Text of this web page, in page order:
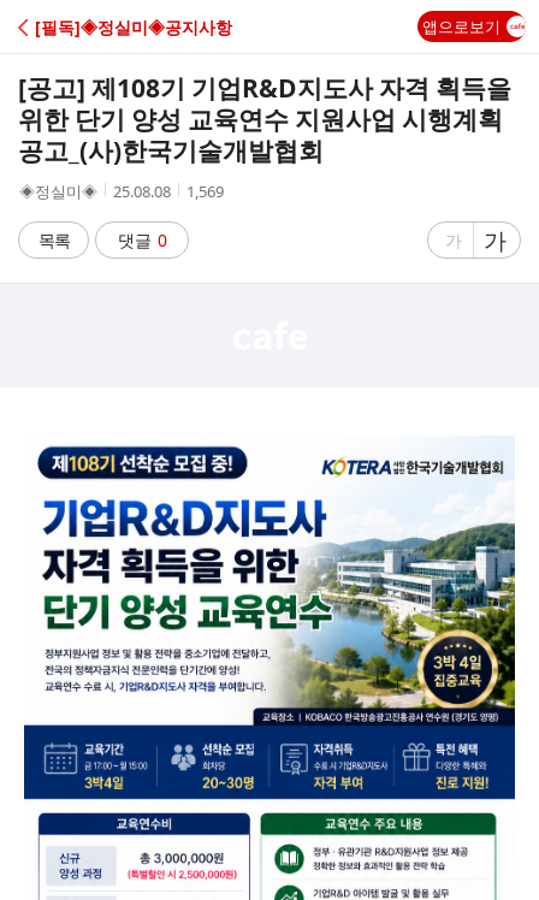
C
A
[필독]◈정실미◈공지사항 앱으로보기
[공고] 제108기 기업R&D지도사 자격 획득을
위한 단기 양성 교육연수 지원사업 시행계획
공고_(사)한국기술개발협회
작
자
◈정실미◈
작
시
간
25.08.08
조
수
1,569
목록 댓글 0
글
가
글
자
가